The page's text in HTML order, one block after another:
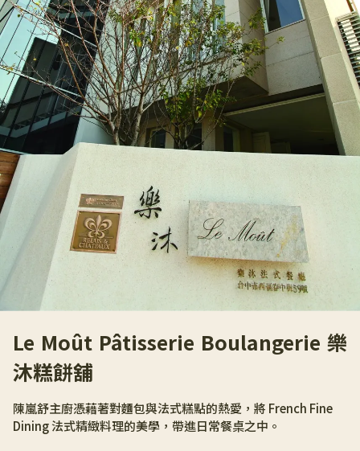
Le Moût Pâtisserie Boulangerie 樂
沐糕餅舖
陳嵐舒主廚憑藉著對麵包與法式糕點的熱愛，將 French Fine
Dining 法式精緻料理的美學，帶進日常餐桌之中。